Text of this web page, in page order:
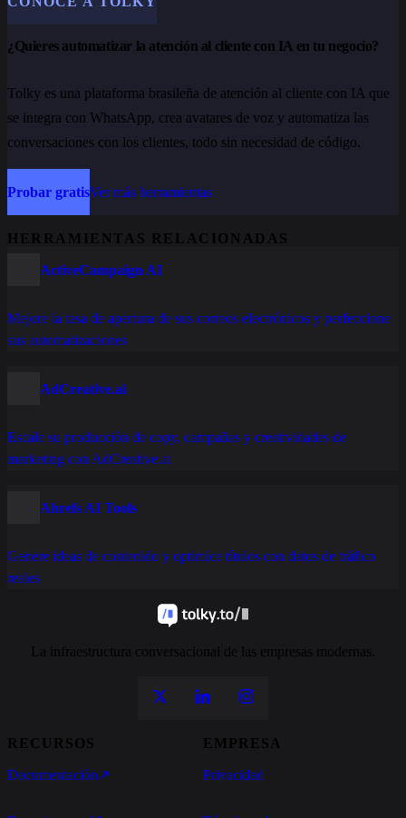
¿Quieres automatizar la atención al cliente con IA en tu negocio?
Tolky es una plataforma brasileña de atención al cliente con IA que
se integra con WhatsApp, crea avatares de voz y automatiza las
conversaciones con los clientes, todo sin necesidad de código.
Probar gratisVer más herramientas
HERRAMIENTAS RELACIONADAS
ActiveCampaign AI
Mejore la tasa de apertura de sus correos electrónicos y perfeccione
sus automatizaciones
AdCreative.ai
Escale su producción de copy, campañas y creatividades de
marketing con AdCreative.ai
Ahrefs AI Tools
Genere ideas de contenido y optimice títulos con datos de tráfico
reales
La infraestructura conversacional de las empresas modernas.
RECURSOS
Documentación↗
EMPRESA
Privacidad